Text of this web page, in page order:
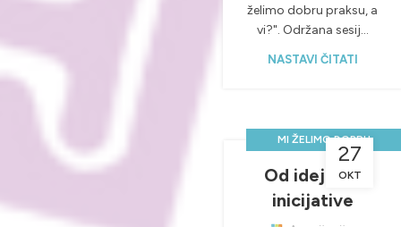
želimo dobru praksu, a
vi?". Održana sesij...
NASTAVI ČITATI
27
OKT
MI ŽELIMO DOBRU
PRAKSU, A VI?
,NOVOSTI & PROJEKTI
PRAKTIČNA NASTAVA
Od ideje do
inicijative